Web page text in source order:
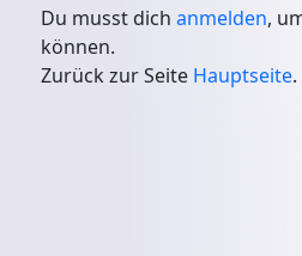
Du musst dichanmelden,
können.
Zurück zur Seite Hauptseite.